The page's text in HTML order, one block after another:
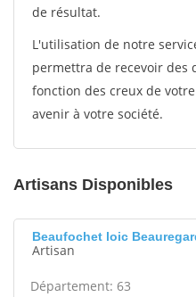
de résultat.
L'utilisation de notre
permettra de recevoir des
fonction des creux de
avenir à votre société.
Artisans Disponibles
Beaufochet loic
Artisan
Département: 63